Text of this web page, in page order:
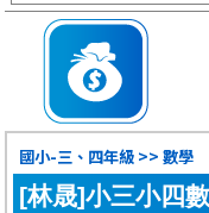
國小-三、四年級 >> 數學
[林晟]小三小四